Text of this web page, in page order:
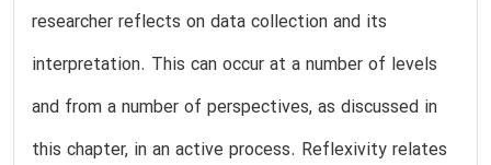
researcher reflects on data collection and its
interpretation. This can occur at a number of levels
and from a number of perspectives, as discussed in
this chapter, in an active process. Reflexivity relates